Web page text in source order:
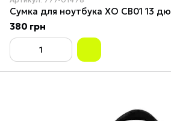
Сумка для ноутбука XO CB01 13
380 грн